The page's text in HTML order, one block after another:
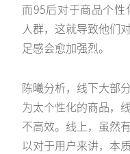
而95后对于商品个
人群，这就导致他们
足感会愈加强烈。
陈曦分析，线下大部
为太个性化的商品，
不高效。线上，虽然
以对于用户来讲，本